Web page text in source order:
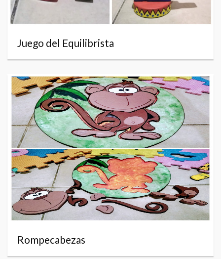
Juego del Equilibrista
Rompecabezas